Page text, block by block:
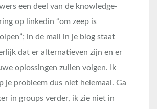
een deel van de knowledge-
op linkedin “om zeep is
in de mail in je blog staat
dat er alternatieven zijn en er
oplossingen zullen volgen. Ik
je probleem dus niet helemaal. Ga
in groups verder, ik zie niet in